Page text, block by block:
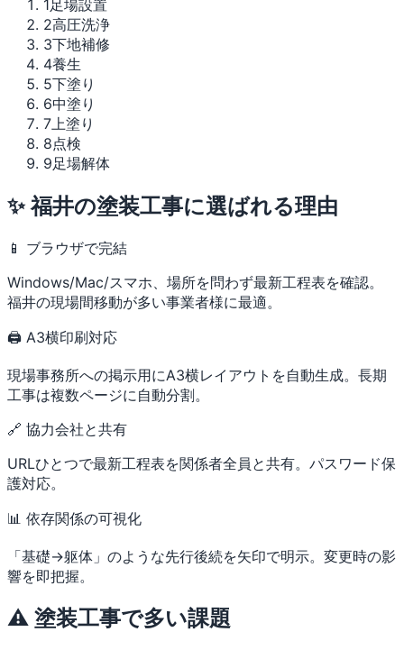
1 足場設置
2高圧洗浄
3下地補修
4養生
5下塗り
6中塗り
7 上塗り
8点検
9足場解体
✨ 福井の塗装工事に選ばれる理由
📱 ブラウザで完結
Windows/Mac/スマホ、場所を問わず最新工程表を確認。
福井の現場間移動が多い事業者様に最適。
🖨 A3横印刷対応
現場事務所への掲示用にA3横レイアウトを自動生成。長期
工事は複数ページに自動分割。
🔗 協力会社と共有
URLひとつで最新工程表を関係者全員と共有。パスワード保
護対応。
📊 依存関係の可視化
「基礎→躯体」のような先行後続を矢印で明示。変更時の影
響を即把握。
⚠️ 塗装工事で多い課題